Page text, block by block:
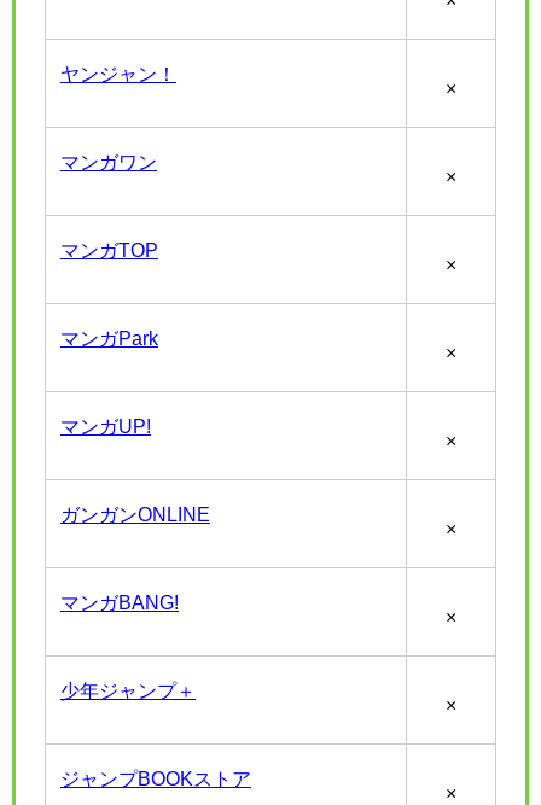
ヤンジャン！
×
マンガワン
×
マンガTOP
×
マンガPark
×
マンガUP!
×
ガンガンONLINE
×
マンガBANG!
×
少年ジャンプ＋
×
ジャンプBOOKストア
×